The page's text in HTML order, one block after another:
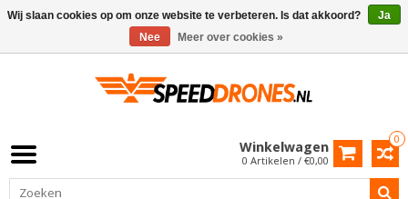
0
Winkelwagen
0 Artikelen / €0,00
Wij slaan cookies op om onze website te verbeteren. Is dat akkoord?
Ja
Nee
Meer over cookies »